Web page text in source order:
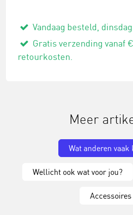
Vandaag besteld,
Gratis verzending vanaf
retourkosten.
Meer
Wat anderen vaak
Wellicht ook wat voor jou?
Accessoires